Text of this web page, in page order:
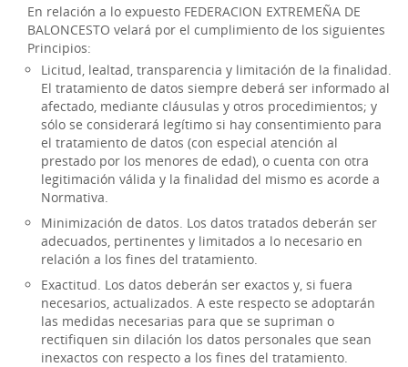
En relación a lo expuesto FEDERACION EXTREMEÑA DE
BALONCESTO velará por el cumplimiento de los siguientes
Principios:
Licitud, lealtad, transparencia y limitación de la finalidad.
El tratamiento de datos siempre deberá ser informado al
afectado, mediante cláusulas y otros procedimientos; y
sólo se considerará legítimo si hay consentimiento para
el tratamiento de datos (con especial atención al
prestado por los menores de edad), o cuenta con otra
legitimación válida y la finalidad del mismo es acorde a
Normativa.
Minimización de datos. Los datos tratados deberán ser
adecuados, pertinentes y limitados a lo necesario en
relación a los fines del tratamiento.
Exactitud. Los datos deberán ser exactos y, si fuera
necesarios, actualizados. A este respecto se adoptarán
las medidas necesarias para que se supriman o
rectifiquen sin dilación los datos personales que sean
inexactos con respecto a los fines del tratamiento.